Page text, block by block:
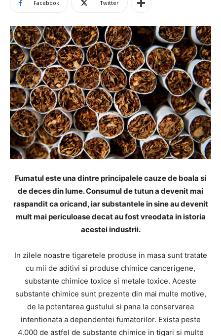
Facebook Twitter
Fumatul este una dintre principalele cauze de boala si
de deces din lume. Consumul de tutun a devenit mai
raspandit ca oricand, iar substantele in sine au devenit
mult mai periculoase decat au fost vreodata in istoria
acestei industrii.
In zilele noastre tigaretele produse in masa sunt tratate
cu mii de aditivi si produse chimice cancerigene,
substante chimice toxice si metale toxice. Aceste
substante chimice sunt prezente din mai multe motive,
de la potentarea gustului si pana la conservarea
intentionata a dependentei fumatorilor. Exista peste
4.000 de astfel de substante chimice in tigari si multe